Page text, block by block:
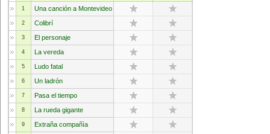
1
Una canción a Montevideo
2 Colibrí
3 El personaje
4 La vereda
5 Ludo fatal
6 Un ladrón
7 Pasa el tiempo
8 La rueda gigante
9 Extraña compañìa